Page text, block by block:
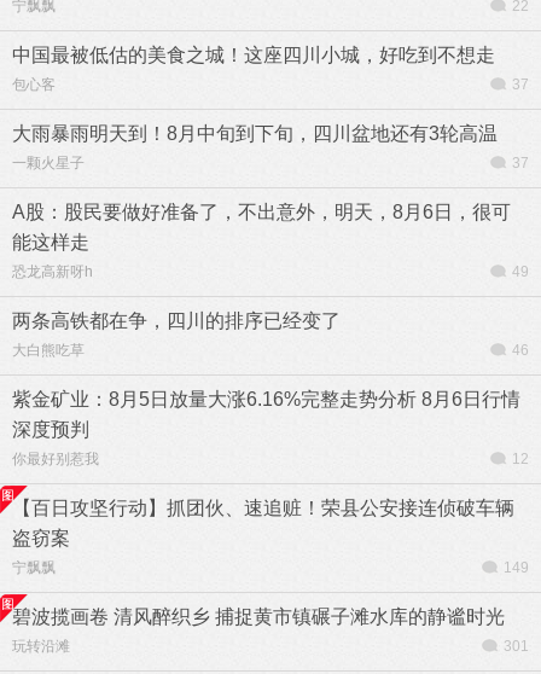
宁飘飘 22
中国最被低估的美食之城！这座四川小城，好吃到不想走
包心客 37
大雨暴雨明天到！8月中旬到下旬，四川盆地还有3轮高温
一颗火星子 37
A股：股民要做好准备了，不出意外，明天，8月6日，很可
能这样走
恐龙高新呀h 49
两条高铁都在争，四川的排序已经变了
大白熊吃草 46
紫金矿业：8月5日放量大涨6.16%完整走势分析 8月6日行情
深度预判
你最好别惹我 12
【百日攻坚行动】抓团伙、速追赃！荣县公安接连侦破车辆
盗窃案
宁飘飘 149
碧波揽画卷 清风醉织乡 捕捉黄市镇碾子滩水库的静谧时光
玩转沿滩 301